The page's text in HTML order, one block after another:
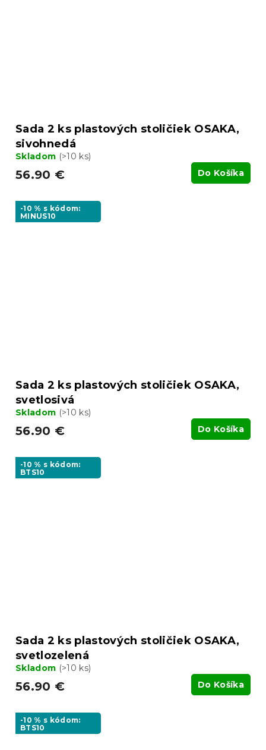
Sada 2 ks plastových stoličiek OSAKA,
sivohnedá
Skladom (>10 ks)
56.90 € Do Košíka
-10 % s kódom:
MINUS10
Sada 2 ks plastových stoličiek OSAKA,
svetlosivá
Skladom (>10 ks)
56.90 € Do Košíka
-10 % s kódom:
BTS10
Sada 2 ks plastových stoličiek OSAKA,
svetlozelená
Skladom (>10 ks)
56.90 € Do Košíka
-10 % s kódom:
BTS10